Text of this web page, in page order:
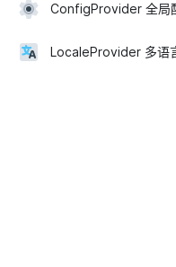
ConfigProvider 全局
LocaleProvider 多语